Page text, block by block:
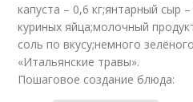
капуста – 0,6 кг;янтарный сыр
куриных яйца;молочный
соль по вкусу;немного
«Итальянские травы».
Пошаговое создание блюда: